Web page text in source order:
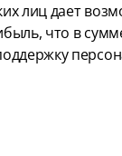
лиц дает
что в